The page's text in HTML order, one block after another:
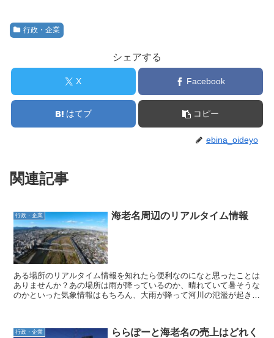
行政・企業
シェアする
X Facebook
はてブ コピー
ebina_oideyo
関連記事
行政・企業 海老名周辺のリアルタイム情報
ある場所のリアルタイム情報を知れたら便利なのになと思ったことは
ありませんか？あの場所は雨が降っているのか、晴れていて暑そうな
のかといった気象情報はもちろん、大雨が降って河川の氾濫が起きそ
行政・企業
ららぽーと海老名の売上はどれく